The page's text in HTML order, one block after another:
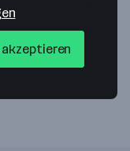
akzeptieren